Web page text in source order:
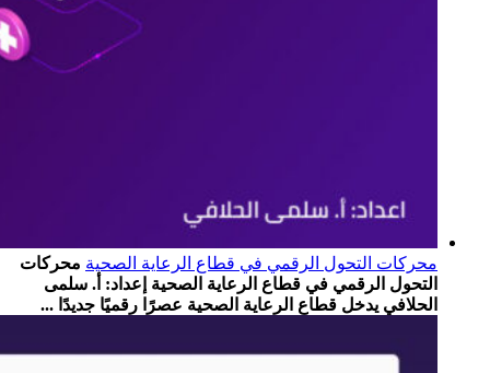
محركات التحول الرقمي في قطاع الرعاية الصحية محركات
التحول الرقمي في قطاع الرعاية الصحية إعداد: أ. سلمى
الحلافي يدخل قطاع الرعاية الصحية عصرًا رقميًا جديدًا ...